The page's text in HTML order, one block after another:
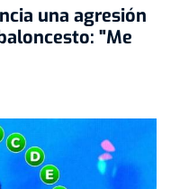
una agresión
"Me